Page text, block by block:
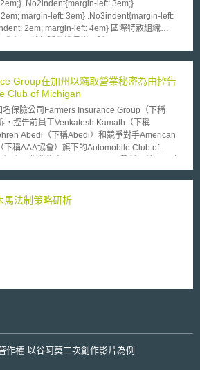
.No2indent{margin-left: 3em;}
margin-left: 3em} .No3indent{margin-left:
margin-left: 4em} 國際特赦組織
年10月15日向法國最高行政法院提交申訴，要
性風險評分演算法系統。 CNAF自2010
可能進行福利金詐欺的對象，該系統演算法對獲
當局並宣稱此系統將有助於提升辨識詐欺與錯誤
算法自始即對社會邊緣群體如身心障礙者、單親
住於弱勢地區等貧困者表現出懷疑態度，且可能
或服務，以及是否授予、減少、撤銷或收回此類
法者應針對相關禁令提供具體解釋，惟無論
實務做法。
Group在加州以竊取營業秘密為由控告
Club of Michigan
險公司Farmers Insurance Group（下稱
，控告前員工Venkatesh Kamath（下稱
Abedi（下稱Abedi）和競爭對手American
稱AAA協會）旗下的Automobile Club of
（下稱Guidewire），以更新其理賠處理和保險
，曾監督Guidewire計畫初期階段。之後Abedi
起的本件訴訟，法院實務的發展為何，值得後續
馬法制策略研析
作權-以谷阿莫二次創作影片為例